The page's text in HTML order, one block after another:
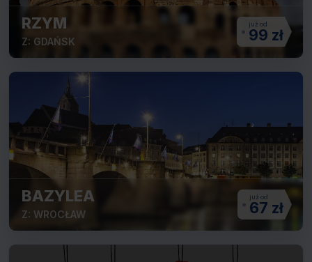
RZYM
Z: GDAŃSK 99 zł
BAZYLEA
Z: WROCŁAW 67 zł